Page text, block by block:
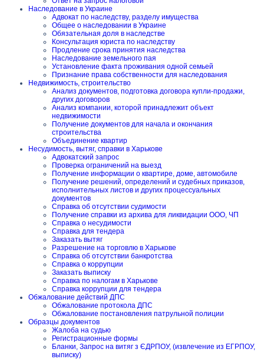
Наследование в Украине
Адвокат по наследству, разделу имущества
Общее о наследовании в Украине
Обязательная доля в наследстве
Консультация юриста по наследству
Продление срока принятия наследства
Наследование земельного пая
Установление факта проживания одной семьей
Признание права собственности для наследования
Недвижимость, строительство
Анализ документов, подготовка договора купли-продажи,
других договоров
Анализ компании, которой принадлежит объект
недвижимости
Получение документов для начала и окончания
строительства
Объединение квартир
Несудимость, вытяг, справки в Харькове
Адвокатский запрос
Проверка ограничений на выезд
Получение информации о квартире, доме, автомобиле
Получение решений, определений и судебных приказов,
исполнительных листов и других процессуальных
документов
Справка об отсутствии судимости
Получение справки из архива для ликвидации ООО, ЧП
Справка о несудимости
Справка для тендера
Заказать вытяг
Разрешение на торговлю в Харькове
Справка об отсутствии банкротства
Справка о коррупции
Заказать выписку
Справка по налогам в Харькове
Справка коррупции для тендера
Обжалование действий ДПС
Обжалование протокола ДПС
Обжалование постановления патрульной полиции
Образцы документов
Жалоба на судью
Регистрационные формы
Бланки, Запрос на витяг з ЄДРПОУ, (извлечение из ЕГРПОУ,
выписку)